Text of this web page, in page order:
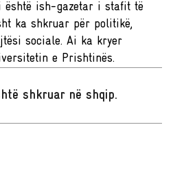
është ish-gazetar i stafit të
ka shkruar për politikë,
sociale. Ai ka kryer
e Prishtinës.
shkruar në shqip.